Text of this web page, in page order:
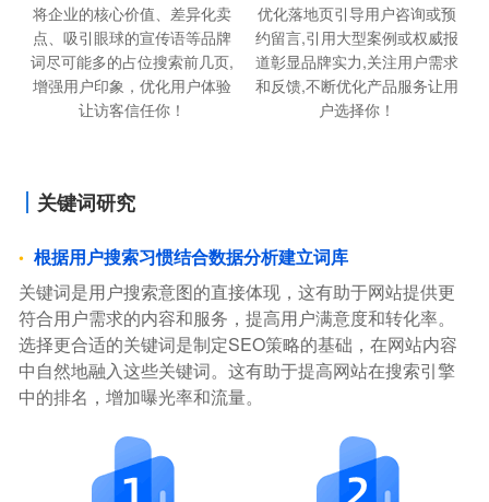
将企业的核心价值、差异化卖
点、吸引眼球的宣传语等品牌
词尽可能多的占位搜索前几页,
增强用户印象，优化用户体验
让访客信任你！
优化落地页引导用户咨询或预
约留言,引用大型案例或权威报
道彰显品牌实力,关注用户需求
和反馈,不断优化产品服务让用
户选择你！
关键词研究
根据用户搜索习惯结合数据分析建立词库
关键词是用户搜索意图的直接体现，这有助于网站提供更
符合用户需求的内容和服务，提高用户满意度和转化率。
选择更合适的关键词是制定SEO策略的基础，在网站内容
中自然地融入这些关键词。这有助于提高网站在搜索引擎
中的排名，增加曝光率和流量。